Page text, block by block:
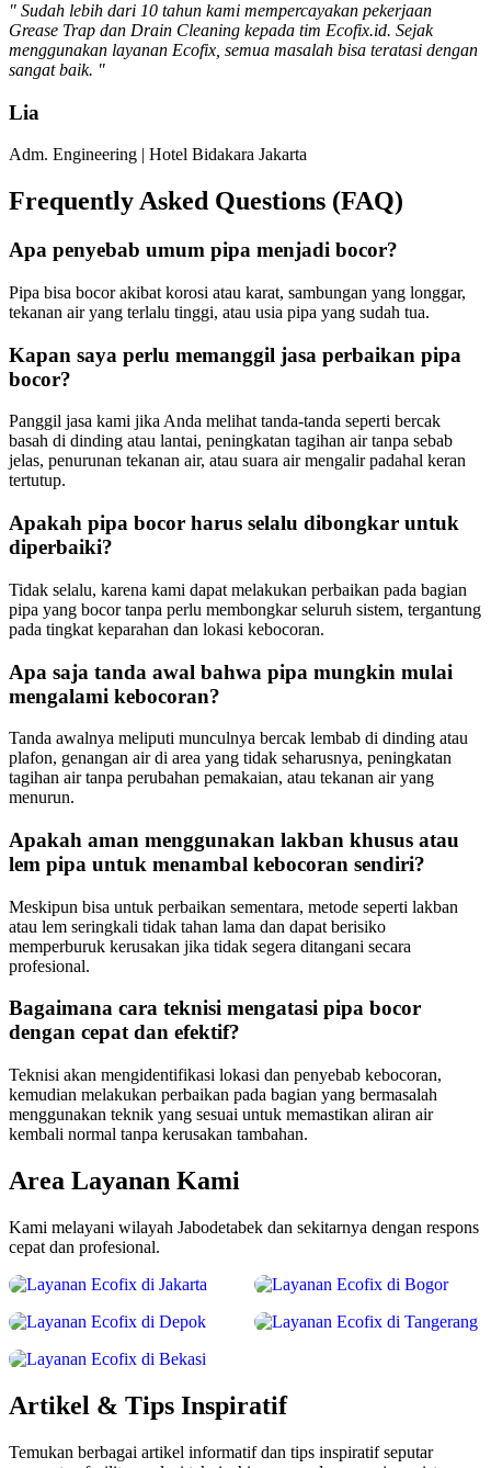
" Sudah lebih dari 10 tahun kami mempercayakan pekerjaan
Grease Trap dan Drain Cleaning kepada tim Ecofix.id. Sejak
menggunakan layanan Ecofix, semua masalah bisa teratasi dengan
sangat baik. "
Lia
Adm. Engineering | Hotel Bidakara Jakarta
Frequently Asked Questions (FAQ)
Apa penyebab umum pipa menjadi bocor?
Pipa bisa bocor akibat korosi atau karat, sambungan yang longgar,
tekanan air yang terlalu tinggi, atau usia pipa yang sudah tua.
Kapan saya perlu memanggil jasa perbaikan pipa
bocor?
Panggil jasa kami jika Anda melihat tanda-tanda seperti bercak
basah di dinding atau lantai, peningkatan tagihan air tanpa sebab
jelas, penurunan tekanan air, atau suara air mengalir padahal keran
tertutup.
Apakah pipa bocor harus selalu dibongkar untuk
diperbaiki?
Tidak selalu, karena kami dapat melakukan perbaikan pada bagian
pipa yang bocor tanpa perlu membongkar seluruh sistem, tergantung
pada tingkat keparahan dan lokasi kebocoran.
Apa saja tanda awal bahwa pipa mungkin mulai
mengalami kebocoran?
Tanda awalnya meliputi munculnya bercak lembab di dinding atau
plafon, genangan air di area yang tidak seharusnya, peningkatan
tagihan air tanpa perubahan pemakaian, atau tekanan air yang
menurun.
Apakah aman menggunakan lakban khusus atau
lem pipa untuk menambal kebocoran sendiri?
Meskipun bisa untuk perbaikan sementara, metode seperti lakban
atau lem seringkali tidak tahan lama dan dapat berisiko
memperburuk kerusakan jika tidak segera ditangani secara
profesional.
Bagaimana cara teknisi mengatasi pipa bocor
dengan cepat dan efektif?
Teknisi akan mengidentifikasi lokasi dan penyebab kebocoran,
kemudian melakukan perbaikan pada bagian yang bermasalah
menggunakan teknik yang sesuai untuk memastikan aliran air
kembali normal tanpa kerusakan tambahan.
Area Layanan Kami
Kami melayani wilayah Jabodetabek dan sekitarnya dengan respons
cepat dan profesional.
Jakarta Bogor
Depok Tangerang
Bekasi
Artikel & Tips Inspiratif
Temukan berbagai artikel informatif dan tips inspiratif seputar